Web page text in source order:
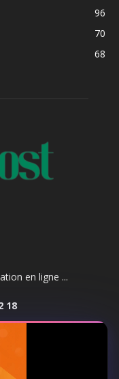
96
70
68
en ligne ...
18